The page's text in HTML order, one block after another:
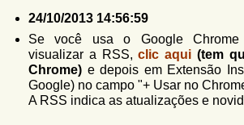
24/10/2013 14:56:59
Se você usa o Google
visualizar a RSS,clic aqui (tem
Chrome) e depois em Extensão
Google) no campo "+ Usar no
A RSS indica as atualizações e